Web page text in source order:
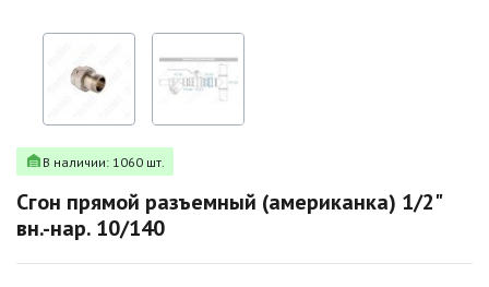
В наличии: 1060 шт.
Сгон прямой разъемный (американка) 1/2"
вн.-нар. 10/140